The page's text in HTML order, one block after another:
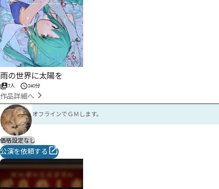
雨の世界に太陽を
7人 240分
作品詳細へ
オフラインでＧＭします。
価格設定なし
公演を依頼する